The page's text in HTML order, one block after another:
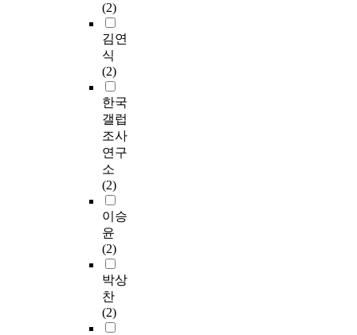
(2)
김연
식
(2)
한국
갤럽
조사
연구
소
(2)
이승
윤
(2)
박상
찬
(2)